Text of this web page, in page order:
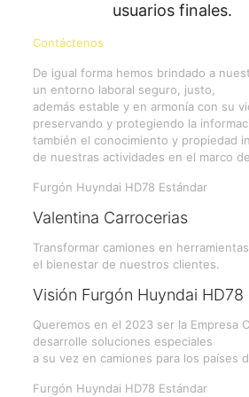
usuarios finales.
Contáctenos
De igual forma hemos brindado a
un entorno laboral seguro, justo,
además estable y en armonía con su
preservando y protegiendo la
también el conocimiento y propiedad
de nuestras actividades en el marco
Furgón Huyndai HD78 Estándar
Valentina Carrocerias
Transformar camiones en
el bienestar de nuestros clientes.
Visión Furgón Huyndai HD78
Queremos en el 2023 ser la Empresa
desarrolle soluciones especiales
a su vez en camiones para los países
Furgón Huyndai HD78 Estándar